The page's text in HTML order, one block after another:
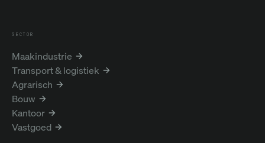
SECTOR
Maakindustrie
Transport & logistiek
Agrarisch
Bouw
Kantoor
Vastgoed